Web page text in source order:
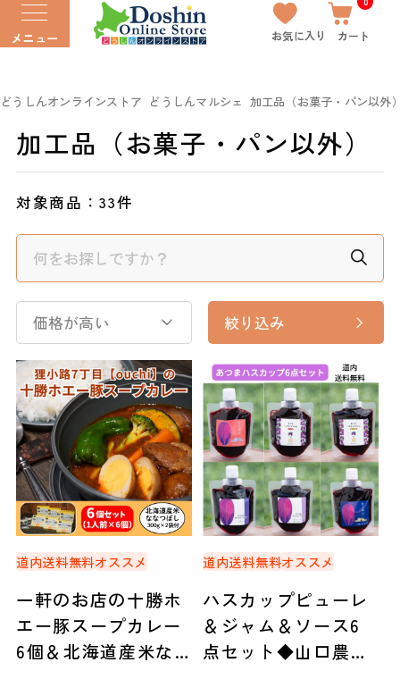
メニュー お気に入り カート
どうしんオンラインストア どうしんマルシェ 加工品（お菓子・パン以外
加工品（お菓子・パン以外）
対象商品：33件
価格が高い 絞り込み
道内送料無料オススメ
一軒のお店の十勝ホ
エー豚スープカレー
6個＆北海道産米な
道内送料無料オススメ
ハスカップピューレ
＆ジャム＆ソース6
点セット◆山口農園